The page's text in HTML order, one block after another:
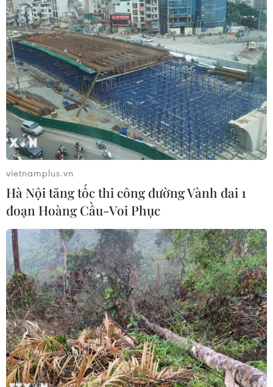
vietnamplus.vn
Hà Nội tăng tốc thi công đường Vành đai 1
đoạn Hoàng Cầu-Voi Phục